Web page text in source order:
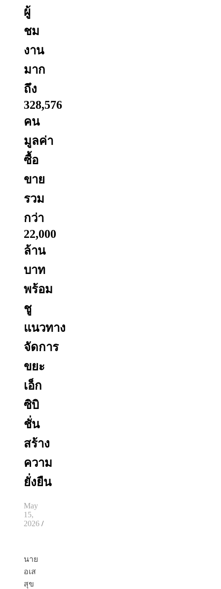
ผู้
ชม
งาน
มาก
ถึง
328,576
คน
มูลค่า
ซื้อ
ขาย
รวม
กว่า
22,000
ล้าน
บาท
พร้อม
ชู
แนวทาง
จัดการ
ขยะ
เอ็ก
ซิบิ
ชั่น
สร้าง
ความ
ยั่งยืน
May
15,
2026 /
นาย
อเส
สุข